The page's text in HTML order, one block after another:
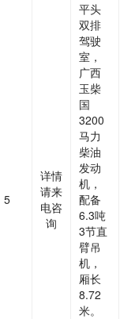
5
详情
请来
电咨
询
平头
双排
驾驶
室，
广西
玉柴
国
3200
马力
柴油
发动
机，
配备
6.3吨
3节直
臂吊
机，
厢长
8.72
米。